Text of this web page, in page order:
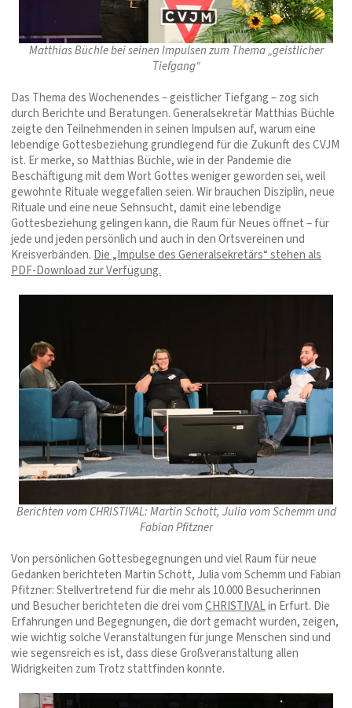
Matthias Büchle bei seinen Impulsen zum Thema „geistlicher
Tiefgang“
Das Thema des Wochenendes – geistlicher Tiefgang – zog sich
durch Berichte und Beratungen. Generalsekretär Matthias Büchle
zeigte den Teilnehmenden in seinen Impulsen auf, warum eine
lebendige Gottesbeziehung grundlegend für die Zukunft des CVJM
ist. Er merke, so Matthias Büchle, wie in der Pandemie die
Beschäftigung mit dem Wort Gottes weniger geworden sei, weil
gewohnte Rituale weggefallen seien. Wir brauchen Disziplin, neue
Rituale und eine neue Sehnsucht, damit eine lebendige
Gottesbeziehung gelingen kann, die Raum für Neues öffnet – für
jede und jeden persönlich und auch in den Ortsvereinen und
Kreisverbänden.Die „Impulse des Generalsekretärs“ stehen als
PDF-Download zur Verfügung.
Berichten vom CHRISTIVAL: Martin Schott, Julia vom Schemm und
Fabian Pfitzner
Von persönlichen Gottesbegegnungen und viel Raum für neue
Gedanken berichteten Martin Schott, Julia vom Schemm und Fabian
Pfitzner: Stellvertretend für die mehr als 10.000 Besucherinnen
und Besucher berichteten die drei vomCHRISTIVALin Erfurt. Die
Erfahrungen und Begegnungen, die dort gemacht wurden, zeigen,
wie wichtig solche Veranstaltungen für junge Menschen sind und
wie segensreich es ist, dass diese Großveranstaltung allen
Widrigkeiten zum Trotz stattfinden konnte.